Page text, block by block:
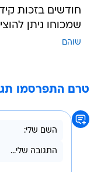
חודשים בזכות
שמכוחו ניתן
שוהם
טרם התפרסמו